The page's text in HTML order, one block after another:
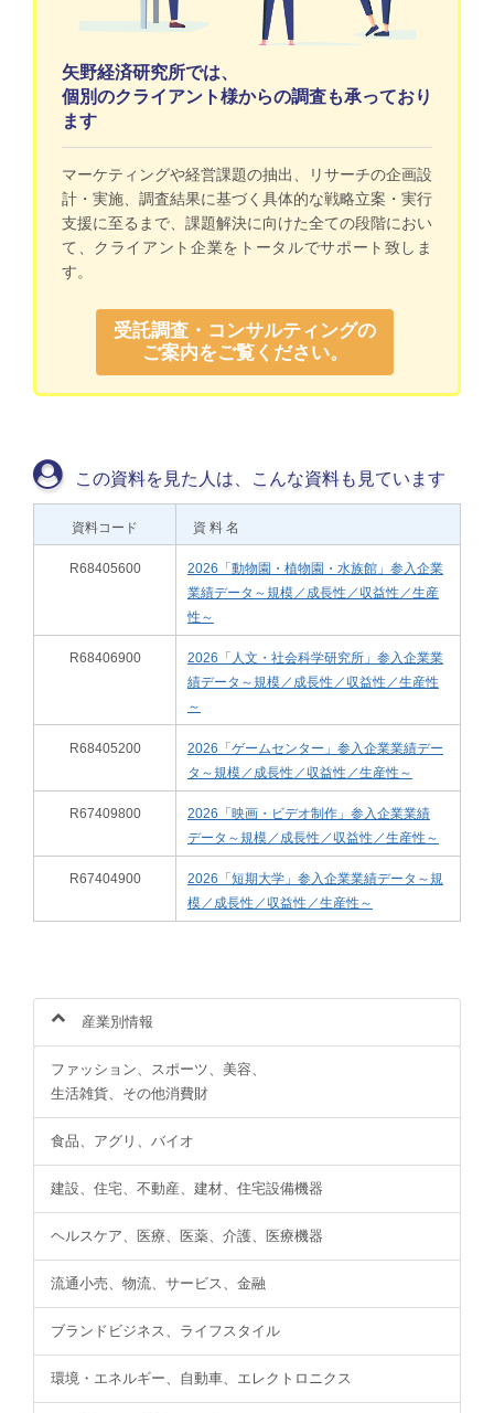
矢野経済研究所では、
個別のクライアント様からの調査も承っており
ます
マーケティングや経営課題の抽出、リサーチの企画設
計・実施、調査結果に基づく具体的な戦略立案・実行
支援に至るまで、課題解決に向けた全ての段階におい
て、クライアント企業をトータルでサポート致しま
す。
受託調査・コンサルティングの
ご案内をご覧ください。
この資料を見た人は、こんな資料も見ています
資料コード 資 料 名
R68405600
2026「動物園・植物園・水族館」参入企業
業績データ～規模／成長性／収益性／生産
性～
R68406900
2026「人文・社会科学研究所」参入企業業
績データ～規模／成長性／収益性／生産性
～
R68405200
2026「ゲームセンター」参入企業業績デー
タ～規模／成長性／収益性／生産性～
R67409800
2026「映画・ビデオ制作」参入企業業績
データ～規模／成長性／収益性／生産性～
R67404900
2026「短期大学」参入企業業績データ～規
模／成長性／収益性／生産性～
産業別情報
ファッション、スポーツ、美容、
生活雑貨、その他消費財
食品、アグリ、バイオ
建設、住宅、不動産、建材、住宅設備機器
ヘルスケア、医療、医薬、介護、医療機器
流通小売、物流、サービス、金融
ブランドビジネス、ライフスタイル
環境・エネルギー、自動車、エレクトロニクス